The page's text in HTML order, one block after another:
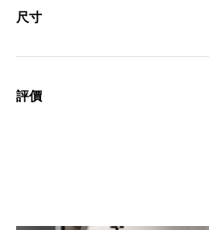
尺寸
評價